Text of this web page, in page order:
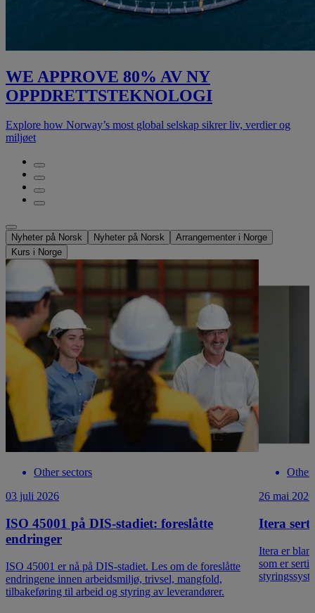
WE APPROVE 80% AV NY
OPPDRETTSTEKNOLOGI
Explore how Norway’s most global selskap sikrer liv, verdier og
miljøet
Nyheter på Norsk Nyheter på Norsk
Arrangementer i Norge
Kurs i Norge
Other sectors
03 juli 2026
ISO 45001 på DIS-stadiet: foreslåtte
endringer
ISO 45001 er nå på DIS-stadiet. Les om de foreslåtte
endringene innen arbeidsmiljø, trivsel, mangfold,
tilbakeføring til arbeid og styring av leverandører.
Other
26 mai 2026
Itera
Itera er
som er